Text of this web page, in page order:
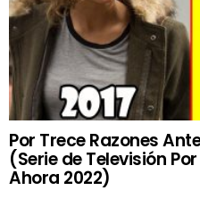
Por Trece Razones
(Serie de Televisión
Ahora 2022)